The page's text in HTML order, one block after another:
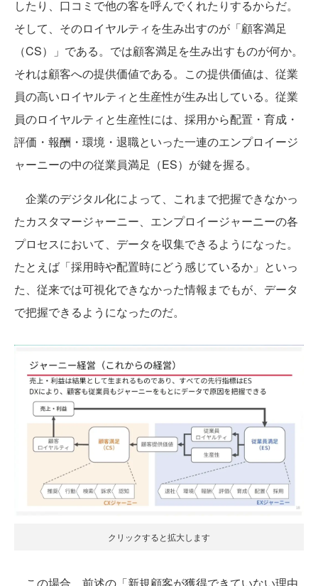
したり、口コミで他の客を呼んでくれたりするからだ。
そして、そのロイヤルティを生み出すのが「顧客満足
（CS）」である。では顧客満足を生み出すものが何か。
それは顧客への提供価値である。この提供価値は、従業
員の高いロイヤルティと生産性が生み出している。従業
員のロイヤルティと生産性には、採用から配置・育成・
評価・報酬・環境・退職といった一連のエンプロイージ
ャーニーの中の従業員満足（ES）が鍵を握る。
企業のデジタル化によって、これまで把握できなかっ
たカスタマージャーニー、エンプロイージャーニーの各
プロセスにおいて、データを収集できるようになった。
たとえば「採用時や配置時にどう感じているか」といっ
た、従来では可視化できなかった情報までもが、データ
で把握できるようになったのだ。
クリックすると拡大します
この場合、前述の「新規顧客が獲得できていない理由